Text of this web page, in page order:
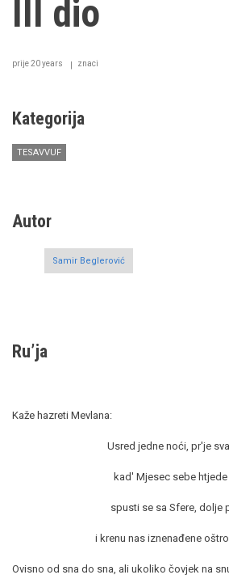
III dio
prije 20 years znaci
Kategorija
TESAVVUF
Autor
Samir Beglerović
Ru’ja
Kaže hazreti Mevlana:
Usred jedne noći, pr'je
kad' Mjesec sebe
spusti se sa Sfere, dolje
i krenu nas iznenađene
Ovisno od sna do sna, ali ukoliko čovjek na